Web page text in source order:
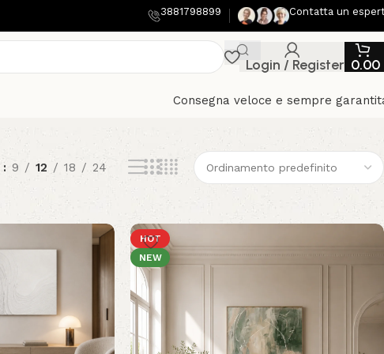
3881798899 Contatta un
Login / Register 0.00
Consegna veloce e sempre
9 12 18 24
HOT
NEW